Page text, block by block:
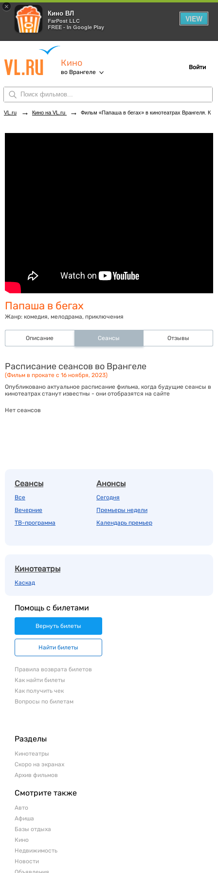
×
Кино ВЛ
FarPost LLC
FREE - In Google Play
VIEW
Кино
во Врангеле
Войти
VL.ru → Кино на VL.ru → Фильм «Папаша в бегах» в кинотеатрах Врангеля. Купить билеты!
Папаша в бегах
Жанр: комедия, мелодрама, приключения
Описание Сеансы Отзывы
Расписание сеансов во Врангеле
(Фильм в прокате с 16 ноября, 2023)
Опубликовано актуальное расписание фильма, когда будущие сеансы в
кинотеатрах станут известны - они отобразятся на сайте
Нет сеансов
Сеансы
Все
Вечерние
ТВ-программа
Анонсы
Сегодня
Премьеры недели
Календарь премьер
Кинотеатры
Каскад
Помощь с билетами
Вернуть билеты
Найти билеты
Правила возврата билетов
Как найти билеты
Как получить чек
Вопросы по билетам
Разделы
Кинотеатры
Скоро на экранах
Архив фильмов
Смотрите также
Авто
Афиша
Базы отдыха
Кино
Недвижимость
Новости